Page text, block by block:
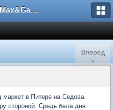
Клуб S-Max&Galaxy
Вперед
»
в Питере на Седова.
стороной. Средь бела дня